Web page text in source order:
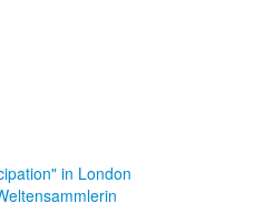
in London